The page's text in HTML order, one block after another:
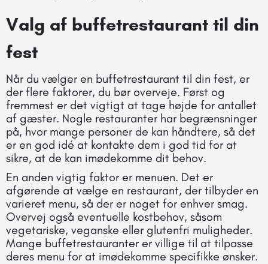
Valg af buffetrestaurant til din
fest
Når du vælger en buffetrestaurant til din fest, er
der flere faktorer, du bør overveje. Først og
fremmest er det vigtigt at tage højde for antallet
af gæster. Nogle restauranter har begrænsninger
på, hvor mange personer de kan håndtere, så det
er en god idé at kontakte dem i god tid for at
sikre, at de kan imødekomme dit behov.
En anden vigtig faktor er menuen. Det er
afgørende at vælge en restaurant, der tilbyder en
varieret menu, så der er noget for enhver smag.
Overvej også eventuelle kostbehov, såsom
vegetariske, veganske eller glutenfri muligheder.
Mange buffetrestauranter er villige til at tilpasse
deres menu for at imødekomme specifikke ønsker.